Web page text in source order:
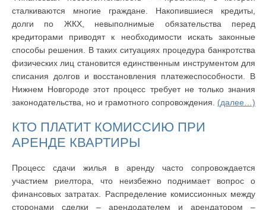
сталкиваются многие граждане. Накопившиеся кредиты,
долги по ЖКХ, невыполнимые обязательства перед
кредиторами приводят к необходимости искать законные
способы решения. В таких ситуациях процедура банкротства
физических лиц становится единственным инструментом для
списания долгов и восстановления платежеспособности. В
Нижнем Новгороде этот процесс требует не только знания
законодательства, но и грамотного сопровождения. (далее…)
КТО ПЛАТИТ КОМИССИЮ ПРИ
АРЕНДЕ КВАРТИРЫ
Процесс сдачи жилья в аренду часто сопровождается
участием риелтора, что неизбежно поднимает вопрос о
финансовых затратах. Распределение комиссионных между
сторонами сделки – арендодателем и арендатором –